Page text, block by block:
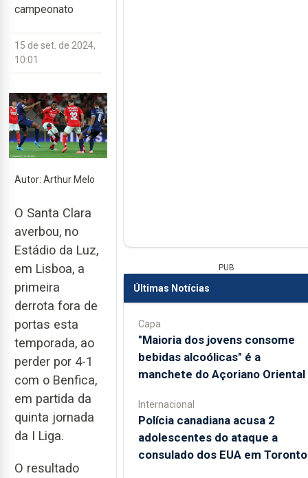
campeonato
15 de set. de 2024,
10:01
Autor: Arthur Melo
O Santa Clara
averbou, no
Estádio da Luz,
em Lisboa, a
primeira
derrota fora de
portas esta
temporada, ao
perder por 4-1
com o Benfica,
em partida da
quinta jornada
da I Liga.
O resultado
PUB
Últimas Notícias
Capa
"Maioria dos jovens consome
bebidas alcoólicas" é a
manchete do Açoriano Oriental
Internacional
Polícia canadiana acusa 2
adolescentes do ataque a
consulado dos EUA em Toronto